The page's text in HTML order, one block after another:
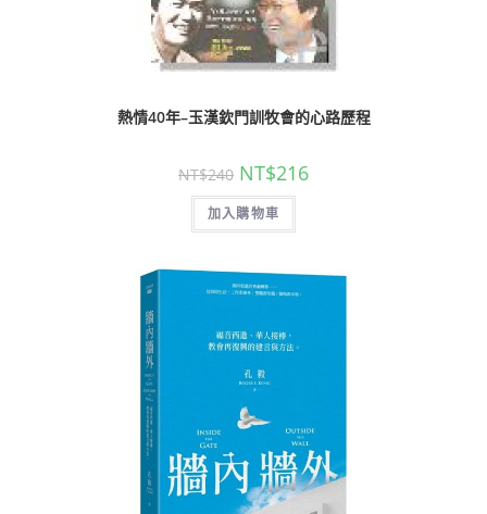
熱情40年–玉漢欽門訓牧會的心路歷程
NT$240 NT$216
加入購物車